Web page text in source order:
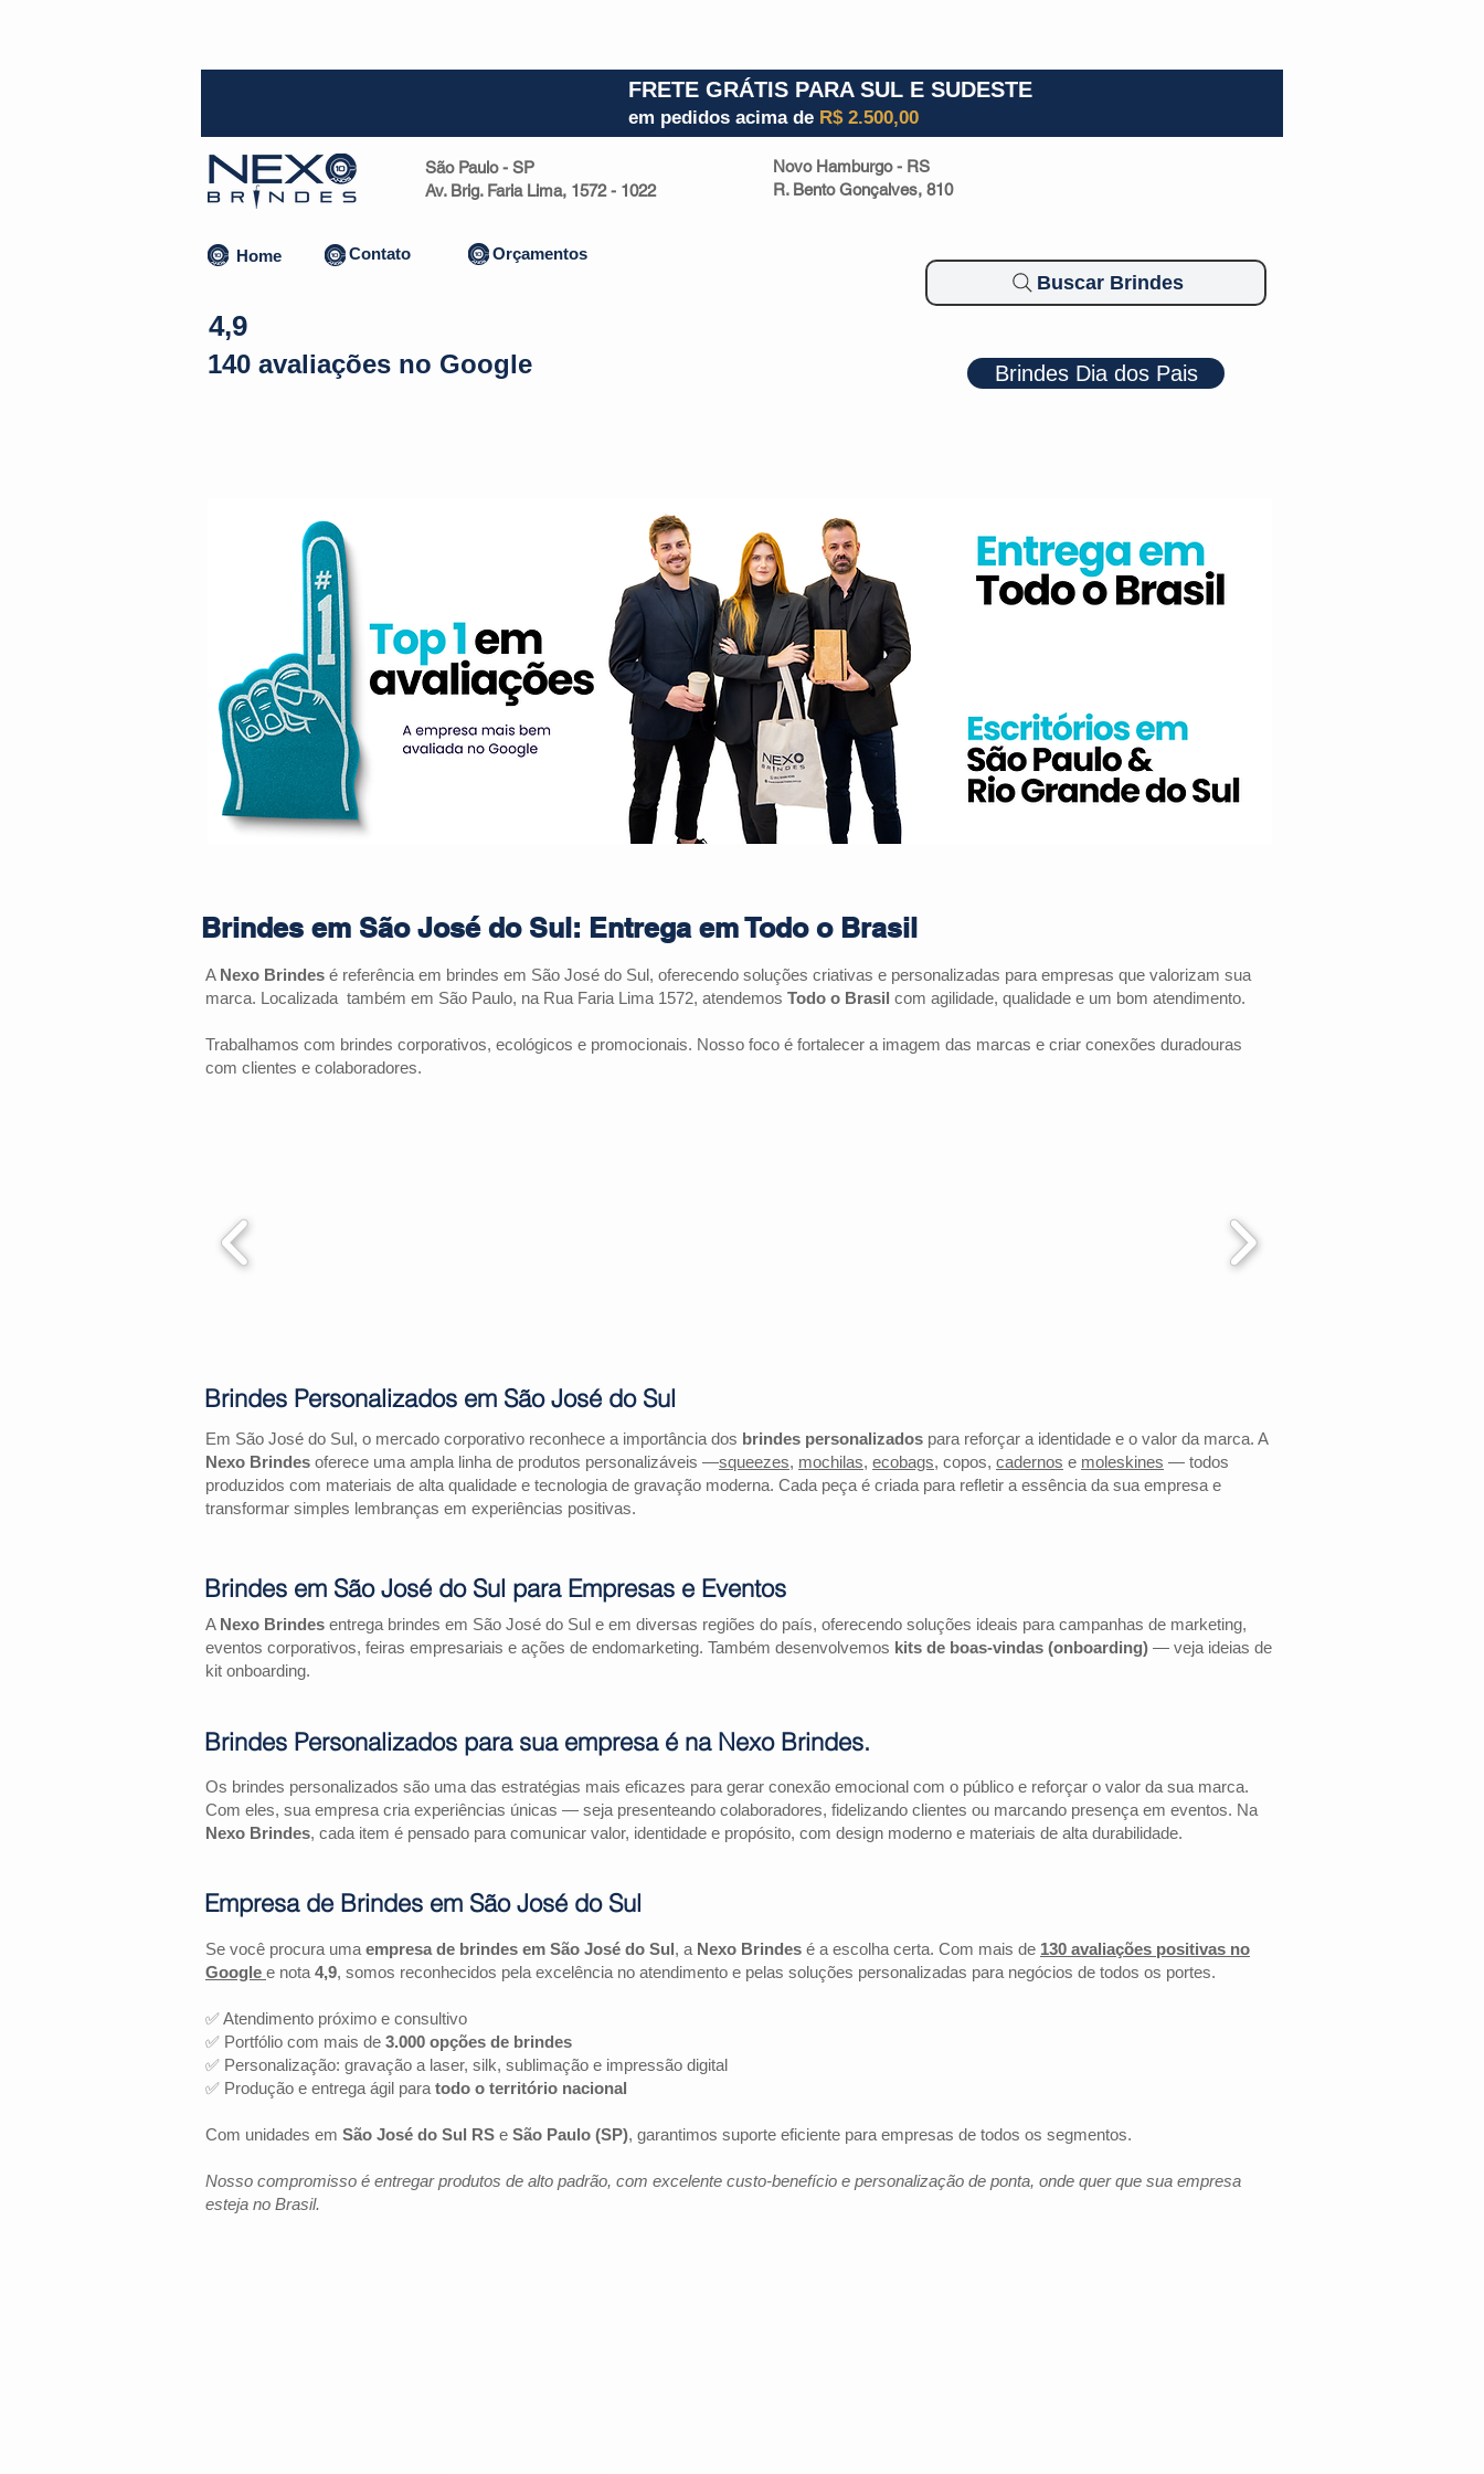
FRETE GRÁTIS PARA SUL E SUDESTE
em pedidos acima de R$ 2.500,00
São Paulo - SP
Av. Brig. Faria Lima, 1572 - 1022
Novo Hamburgo - RS
R. Bento Gonçalves, 810
Home Contato Orçamentos
4,9
140 avaliações no Google
Buscar Brindes
Brindes Dia dos Pais
Brindes em São José do Sul: Entrega em Todo o Brasil
A Nexo Brindes é referência em brindes em São José do Sul, oferecendo soluções criativas e personalizadas para empresas que valorizam sua
marca. Localizada também em São Paulo, na Rua Faria Lima 1572, atendemos Todo o Brasil com agilidade, qualidade e um bom atendimento.
Trabalhamos com brindes corporativos, ecológicos e promocionais. Nosso foco é fortalecer a imagem das marcas e criar conexões duradouras
com clientes e colaboradores.
Em São José do Sul, o mercado corporativo reconhece a importância dos brindes personalizados para reforçar a identidade e o valor da marca. A
Nexo Brindes oferece uma ampla linha de produtos personalizáveis —squeezes, mochilas, ecobags, copos, cadernos e moleskines — todos
produzidos com materiais de alta qualidade e tecnologia de gravação moderna. Cada peça é criada para refletir a essência da sua empresa e
transformar simples lembranças em experiências positivas.
A Nexo Brindes entrega brindes em São José do Sul e em diversas regiões do país, oferecendo soluções ideais para campanhas de marketing,
eventos corporativos, feiras empresariais e ações de endomarketing. Também desenvolvemos kits de boas-vindas (onboarding) — veja ideias de
kit onboarding.
Os brindes personalizados são uma das estratégias mais eficazes para gerar conexão emocional com o público e reforçar o valor da sua marca.
Com eles, sua empresa cria experiências únicas — seja presenteando colaboradores, fidelizando clientes ou marcando presença em eventos. Na
Nexo Brindes, cada item é pensado para comunicar valor, identidade e propósito, com design moderno e materiais de alta durabilidade.
Se você procura uma empresa de brindes em São José do Sul, a Nexo Brindes é a escolha certa. Com mais de 130 avaliações positivas no
Google e nota 4,9, somos reconhecidos pela excelência no atendimento e pelas soluções personalizadas para negócios de todos os portes.
✅ Atendimento próximo e consultivo
✅ Portfólio com mais de 3.000 opções de brindes
✅ Personalização: gravação a laser, silk, sublimação e impressão digital
✅ Produção e entrega ágil para todo o território nacional
Com unidades em São José do Sul RS e São Paulo (SP), garantimos suporte eficiente para empresas de todos os segmentos.
Nosso compromisso é entregar produtos de alto padrão, com excelente custo-benefício e personalização de ponta, onde quer que sua empresa
esteja no Brasil.
Brindes Personalizados em São José do Sul
Brindes em São José do Sul para Empresas e Eventos
Brindes Personalizados para sua empresa é na Nexo Brindes.
Empresa de Brindes em São José do Sul